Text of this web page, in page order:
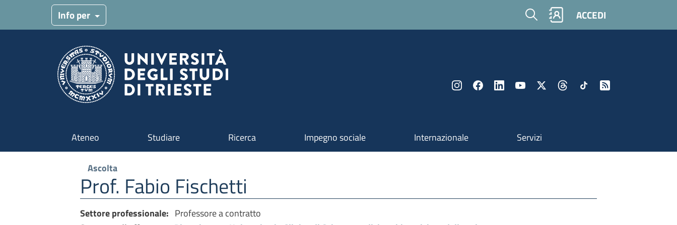
Menu target
Info per Cerca ACCEDI
Navigazione principale
Ateneo Studiare Ricerca Impegno sociale Internazionale Servizi
Ascolta
Prof. Fabio Fischetti
Settore professionale: Professore a contratto